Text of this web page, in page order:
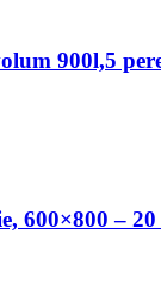
900l,5
600×800 –